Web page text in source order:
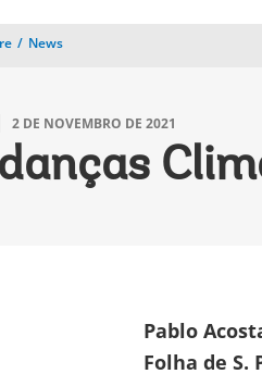
News
2 DE NOVEMBRO DE 2021
Pablo
Folha de S.